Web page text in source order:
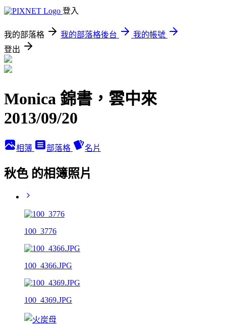
登入
我的部落格 我的部落格後台
我的帳號
登出
Monica 錦書，雲中來
2013/09/20
相簿 部落格 名片
秋色 的相簿照片
100_3776
100_4366.JPG
100_4369.JPG